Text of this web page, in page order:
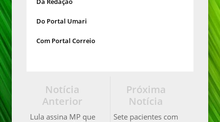
Do Portal Umari
Com Portal Correio
Próxima
Notícia
Sete pacientes com
Notícia
Anterior
Lula assina MP que